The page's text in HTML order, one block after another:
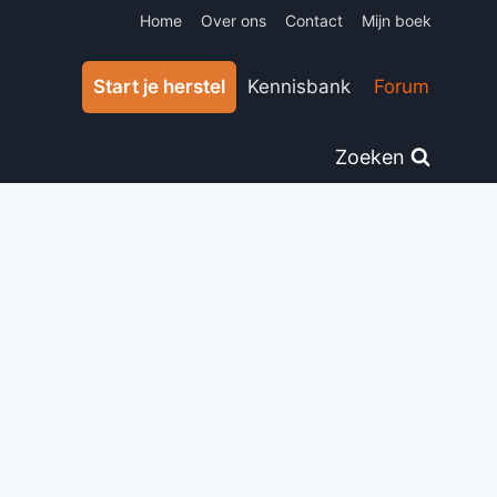
Home Over ons Contact Mijn boek
Start je herstel Kennisbank Forum
Zoeken